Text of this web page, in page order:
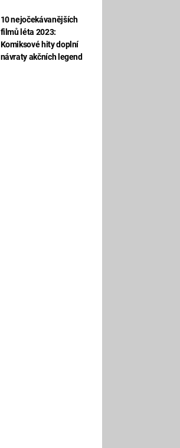
10 nejočekávanějších
filmů léta 2023:
Komiksové hity doplní
návraty akčních legend